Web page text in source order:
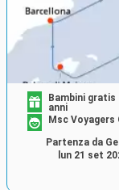
Bambini gratis
anni
Msc Voyagers
Partenza da
lun 21 set